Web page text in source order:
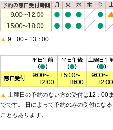
▲ 9：00～13：00
▲ 土曜日の予約のない方の受付は12：00ま
でです。 日によって予約のみの受付になる
こともあります。